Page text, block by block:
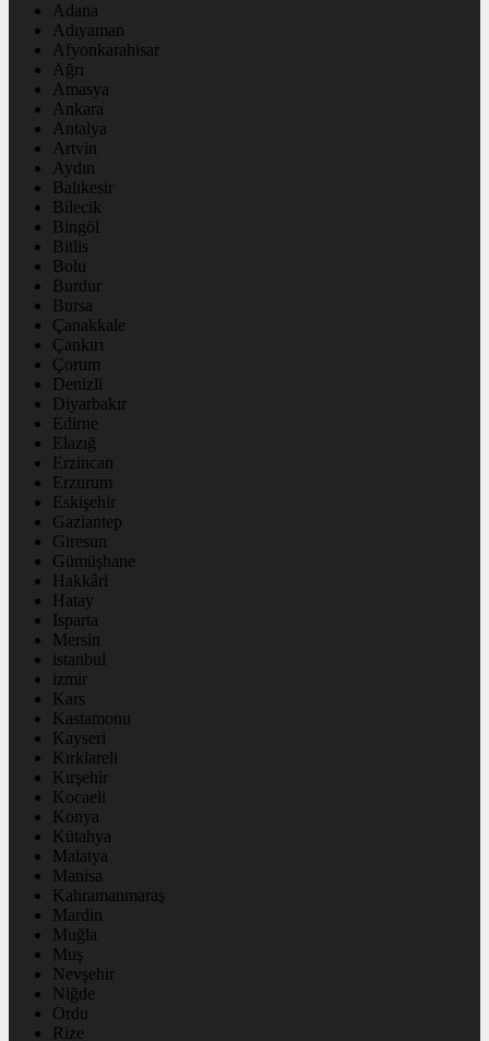
Adana
Adıyaman
Afyonkarahisar
Ağrı
Amasya
Ankara
Antalya
Artvin
Aydın
Balıkesir
Bilecik
Bingöl
Bitlis
Bolu
Burdur
Bursa
Çanakkale
Çankırı
Çorum
Denizli
Diyarbakır
Edirne
Elazığ
Erzincan
Erzurum
Eskişehir
Gaziantep
Giresun
Gümüşhane
Hakkâri
Hatay
Isparta
Mersin
istanbul
izmir
Kars
Kastamonu
Kayseri
Kırklareli
Kırşehir
Kocaeli
Konya
Kütahya
Malatya
Manisa
Kahramanmaraş
Mardin
Muğla
Muş
Nevşehir
Niğde
Ordu
Rize